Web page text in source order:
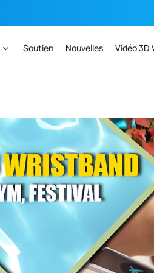
Soutien Nouvelles Vidéo 3D